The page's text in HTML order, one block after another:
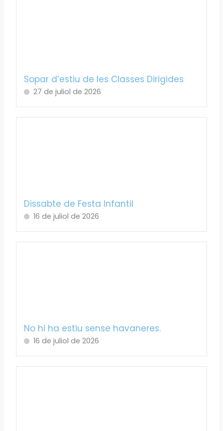
Sopar d’estiu de les Classes Dirigides
27 de juliol de 2026
Dissabte de Festa Infantil
16 de juliol de 2026
No hi ha estiu sense havaneres.
16 de juliol de 2026